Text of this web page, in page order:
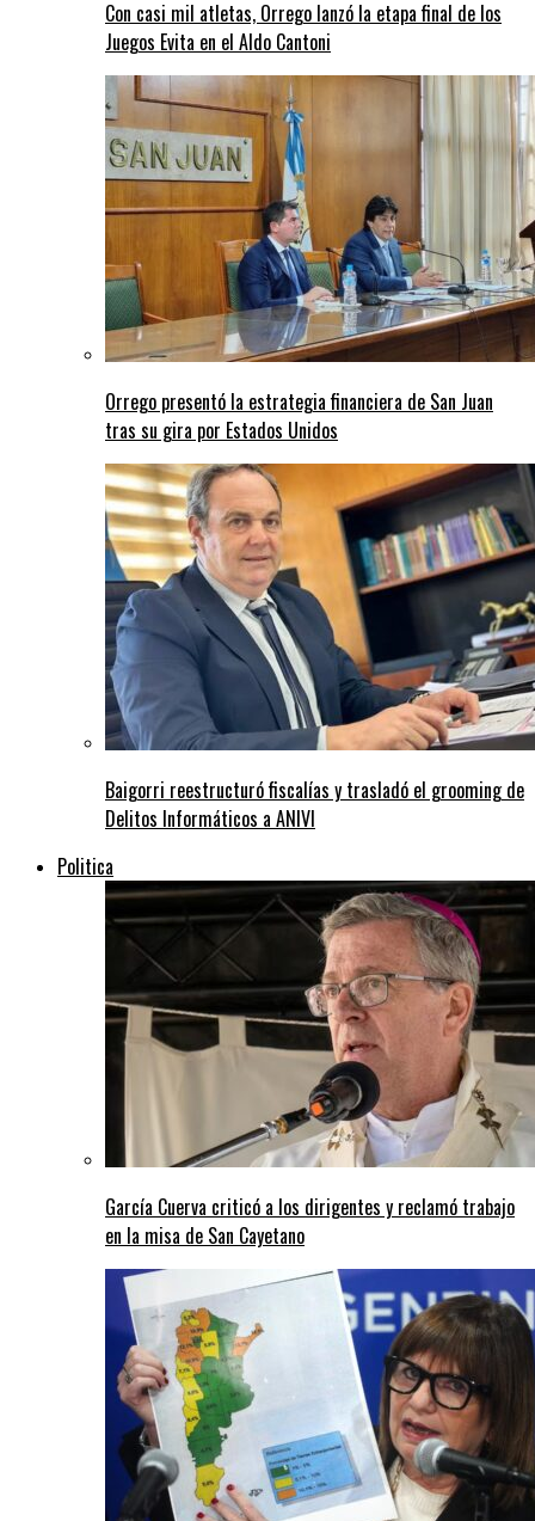
Con casi mil atletas, Orrego lanzó la etapa final de los
Juegos Evita en el Aldo Cantoni
Orrego presentó la estrategia financiera de San Juan
tras su gira por Estados Unidos
Baigorri reestructuró fiscalías y trasladó el grooming de
Delitos Informáticos a ANIVI
Politica
García Cuerva criticó a los dirigentes y reclamó trabajo
en la misa de San Cayetano